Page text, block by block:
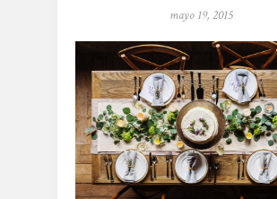
mayo 19, 2015